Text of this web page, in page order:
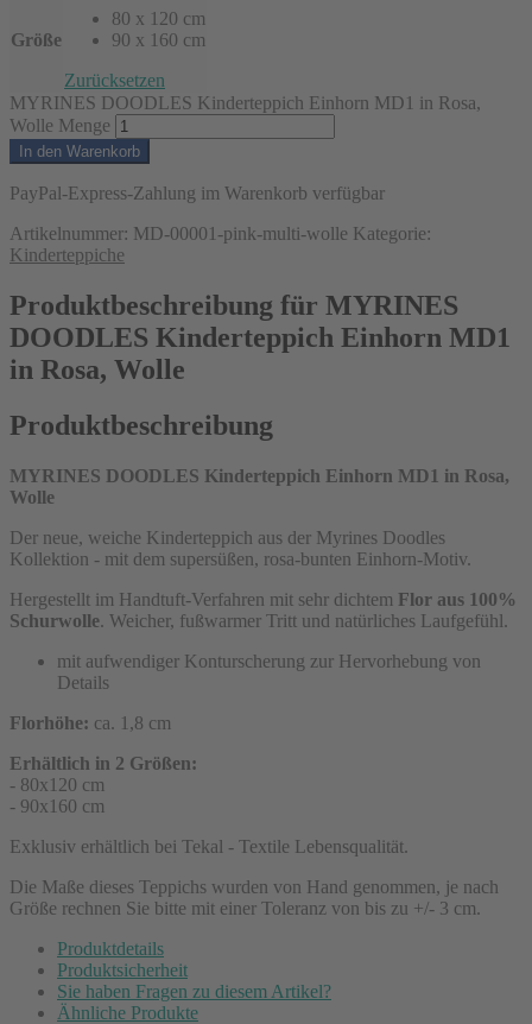
Größe
80 x 120 cm
90 x 160 cm
Zurücksetzen
MYRINES DOODLES Kinderteppich Einhorn MD1 in Rosa,
Wolle Menge
In den Warenkorb
PayPal-Express-Zahlung im Warenkorb verfügbar
Artikelnummer: MD-00001-pink-multi-wolle Kategorie:
Kinderteppiche
Produktbeschreibung für MYRINES
DOODLES Kinderteppich Einhorn MD1
in Rosa, Wolle
Produktbeschreibung
MYRINES DOODLES Kinderteppich Einhorn MD1 in Rosa,
Wolle
Der neue, weiche Kinderteppich aus der Myrines Doodles
Kollektion - mit dem supersüßen, rosa-bunten Einhorn-Motiv.
Hergestellt im Handtuft-Verfahren mit sehr dichtem Flor aus 100%
Schurwolle. Weicher, fußwarmer Tritt und natürliches Laufgefühl.
mit aufwendiger Konturscherung zur Hervorhebung von
Details
Florhöhe: ca. 1,8 cm
Erhältlich in 2 Größen:
- 80x120 cm
- 90x160 cm
Exklusiv erhältlich bei Tekal - Textile Lebensqualität.
Die Maße dieses Teppichs wurden von Hand genommen, je nach
Größe rechnen Sie bitte mit einer Toleranz von bis zu +/- 3 cm.
Produktdetails
Produktsicherheit
Sie haben Fragen zu diesem Artikel?
Ähnliche Produkte